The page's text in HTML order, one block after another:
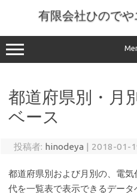
へ
ス
有限会社ひので
都道府県別・月
ベース
投稿者: hinodeya | 2018-01-
都道府県別および月別の、電
代を一覧表で表示できるデー